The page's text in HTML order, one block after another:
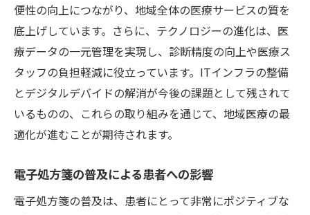
新しい医療技術の導入事例
江戸川台駅で進化する医療DXと薬剤師の役割
薬剤師の役割変化と対人スキルの重要性
デジタル技術が薬剤師業務に与える影響
患者教育における薬剤師の新しいアプロー
テクノロジー活用で向上する薬剤師の専門
性
便性の向上につながり、地域全体の医療サービスの質を
底上げしています。さらに、テクノロジーの進化は、医
療データの一元管理を実現し、診断精度の向上や医療ス
タッフの負担軽減に役立っています。ITインフラの整備
とデジタルデバイドの解消が今後の課題として残されて
いるものの、これらの取り組みを通じて、地域医療の最
適化が進むことが期待されます。
電子処方箋の普及による患者への影響
電子処方箋の普及は、患者にとって非常にポジティブな